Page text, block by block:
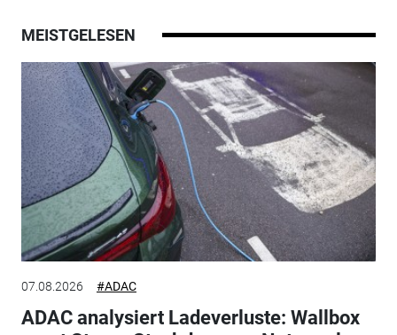
MEISTGELESEN
07.08.2026 #ADAC
ADAC analysiert Ladeverluste: Wallbox